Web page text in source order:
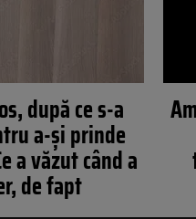
după ce s-a
a-și prinde
a văzut când a
de fapt